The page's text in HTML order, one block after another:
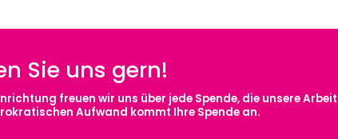
Sie uns gern!
freuen wir uns über jede Spende, die unsere Arbeit
Aufwand kommt Ihre Spende an.